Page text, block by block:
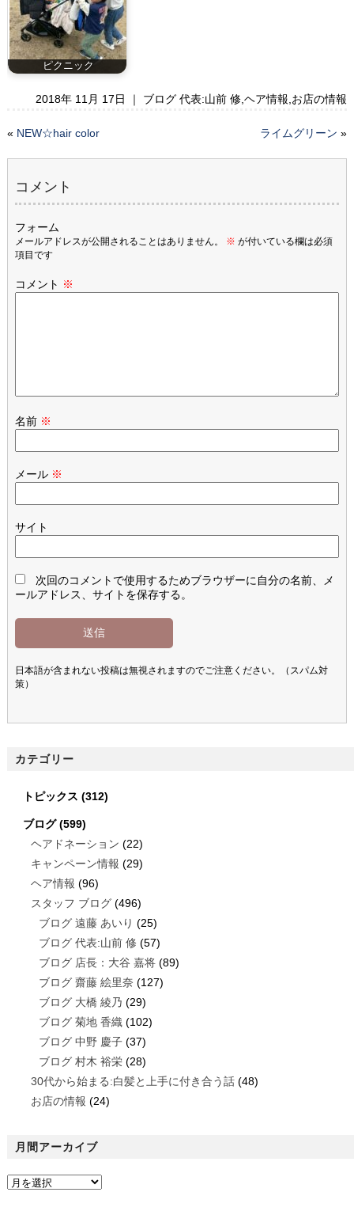
ピクニック
2018年 11月 17日 ｜ ブログ 代表:山前 修 ,ヘア情報 お店の情報
« NEW☆hair color ライムグリーン »
コメント
フォーム
メールアドレスが公開されることはありません。 ※ が付いている欄は必須
項目です
コメント ※
名前 ※
メール ※
サイト
次回のコメントで使用するためブラウザーに自分の名前、メ
ールアドレス、サイトを保存する。
日本語が含まれない投稿は無視されますのでご注意ください。（スパム対
策）
カテゴリー
トピックス (312)
ブログ(599)
ヘアドネーション (22)
キャンペーン情報 (29)
ヘア情報 (96)
スタッフ ブログ(496)
ブログ 遠藤 あいり (25)
ブログ 代表:山前 修 (57)
ブログ 店長：大谷 嘉将(89)
ブログ 齋藤 絵里奈 (127)
ブログ 大橋 綾乃 (29)
ブログ 菊地 香織(102)
ブログ 中野 慶子(37)
ブログ 村木 裕栄(28)
30代から始まる:白髪と上手に付き合う話(48)
お店の情報 (24)
月間アーカイブ